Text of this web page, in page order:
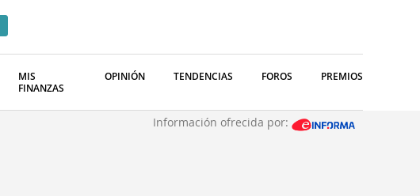
MIS
FINANZAS
OPINIÓN TENDENCIAS FOROS PREMIOS
Información ofrecida por: